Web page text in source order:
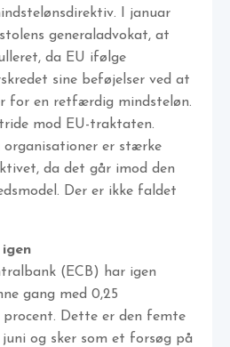
I januar
generaladvokat, at
da EU ifølge
sine beføjelser ved at
for en retfærdig mindsteløn.
mod EU-traktaten.
organisationer er stærke
da det går imod den
Der er ikke faldet
(ECB) har igen
gang med 0,25
Dette er den femte
og sker som et forsøg på